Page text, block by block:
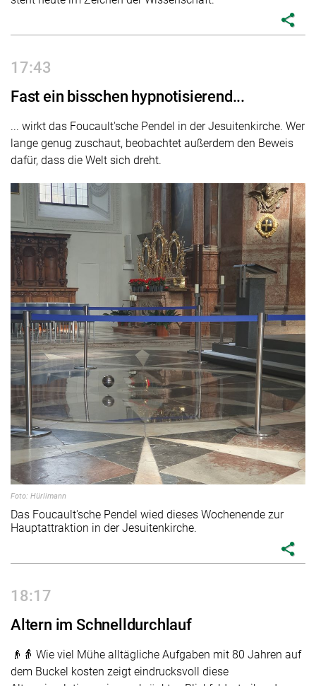
share
17:43
Fast ein bisschen hypnotisierend...
... wirkt das Foucault'sche Pendel in der Jesuitenkirche. Wer
lange genug zuschaut, beobachtet außerdem den Beweis
dafür, dass die Welt sich dreht.
Foto: Hürlimann
Das Foucault'sche Pendel wied dieses Wochenende zur
Hauptattraktion in der Jesuitenkirche.
share
18:17
Altern im Schnelldurchlauf
👴👵 Wie viel Mühe alltägliche Aufgaben mit 80 Jahren auf
dem Buckel kosten zeigt eindrucksvoll diese